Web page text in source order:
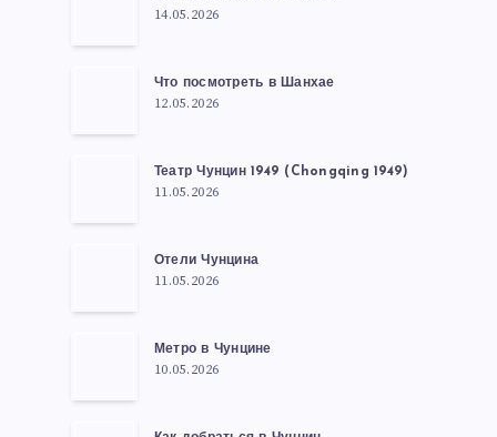
14.05.2026
Что посмотреть в Шанхае
12.05.2026
Театр Чунцин 1949 (Chongqing 1949)
11.05.2026
Отели Чунцина
11.05.2026
Метро в Чунцине
10.05.2026